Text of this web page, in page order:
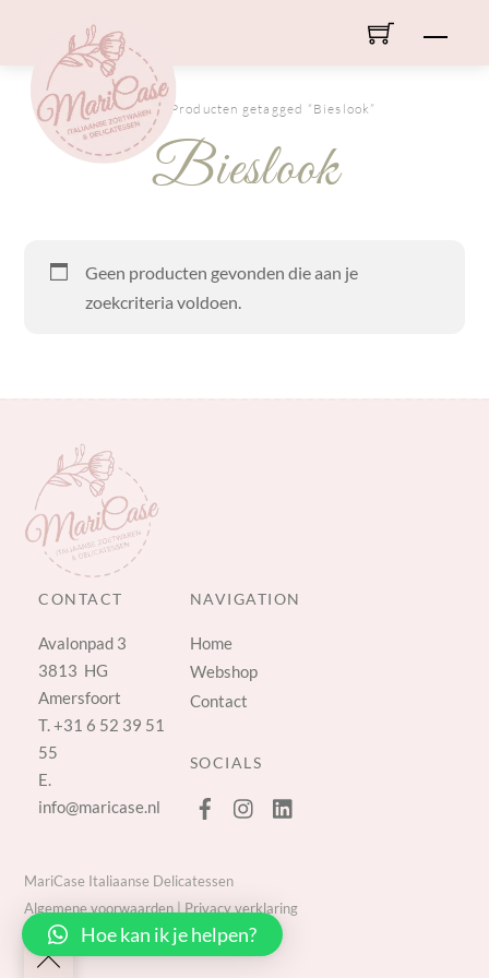
content
HOME/ Producten getagged “Bieslook”
Bieslook
Geen producten gevonden die aan je
zoekcriteria voldoen.
CONTACT
Avalonpad 3
3813 HG
Amersfoort
T.+31 6 52 39 51
55
E.
info@maricase.nl
NAVIGATION
Home
Webshop
Contact
SOCIALS
Back
MariCase Italiaanse Delicatessen
Algemene voorwaarden
Privacy verklaring
Hoe kan ik je helpen?